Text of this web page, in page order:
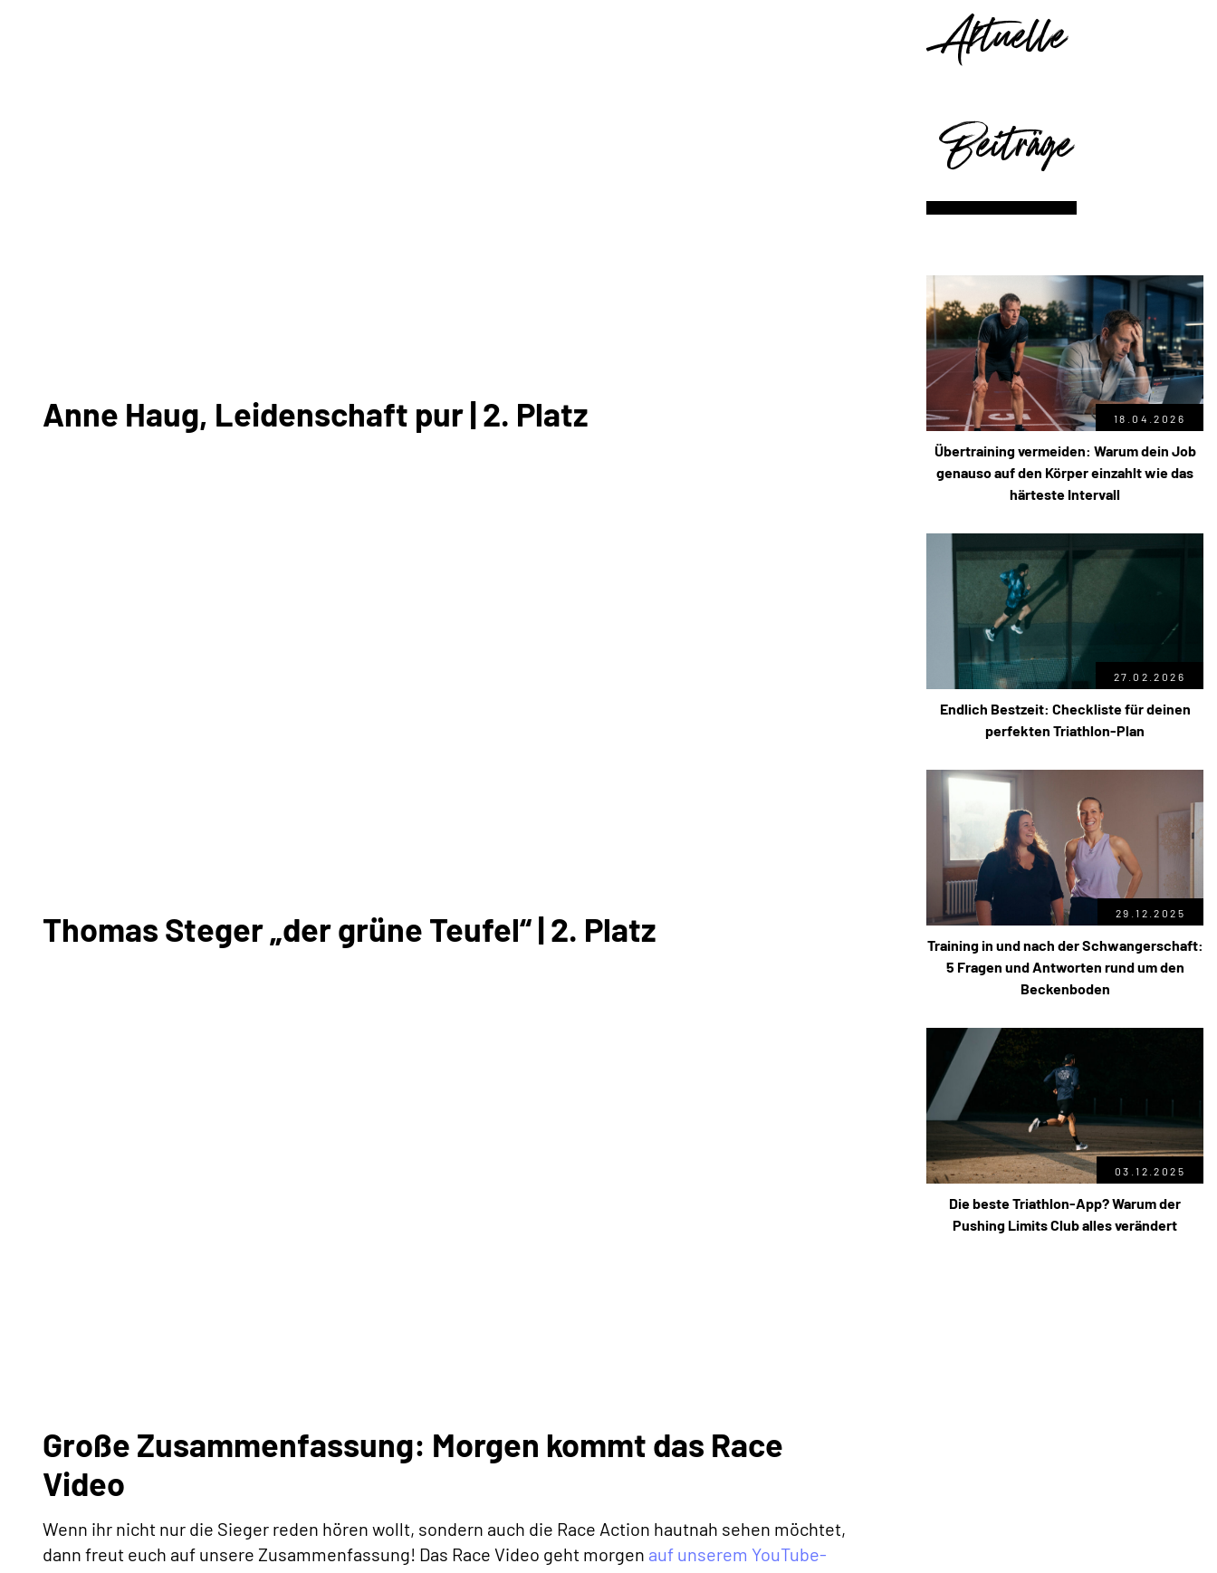
Anne Haug, Leidenschaft pur | 2. Platz
Thomas Steger „der grüne Teufel“ | 2. Platz
Große Zusammenfassung: Morgen kommt das Race
Video
Wenn ihr nicht nur die Sieger reden hören wollt, sondern auch die Race Action hautnah sehen möchtet,
dann freut euch auf unsere Zusammenfassung! Das Race Video geht morgen auf unserem YouTube-
Aktuelle
Beiträge
18.04.2026
Übertraining vermeiden: Warum dein Job
genauso auf den Körper einzahlt wie das
härteste Intervall
27.02.2026
Endlich Bestzeit: Checkliste für deinen
perfekten Triathlon-Plan
29.12.2025
Training in und nach der Schwangerschaft:
5 Fragen und Antworten rund um den
Beckenboden
03.12.2025
Die beste Triathlon-App? Warum der
Pushing Limits Club alles verändert